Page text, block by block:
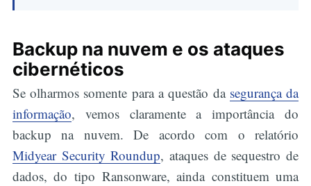
Backup na nuvem e os ataques
cibernéticos
Se olharmos somente para a questão da segurança da
informação, vemos claramente a importância do
backup na nuvem. De acordo com o relatório
Midyear Security Roundup, ataques de sequestro de
dados, do tipo Ransonware, ainda constituem uma